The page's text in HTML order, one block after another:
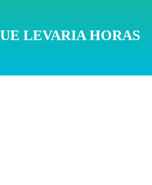
LEVARIA HORAS